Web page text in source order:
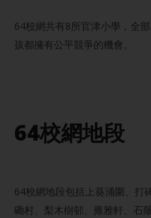
64校網共有8所官津小學，全
孩都擁有公平競爭的機會。
64校網地段
64校網地段包括上葵涌圍、打
磡村、梨木樹邨、雍雅軒、石